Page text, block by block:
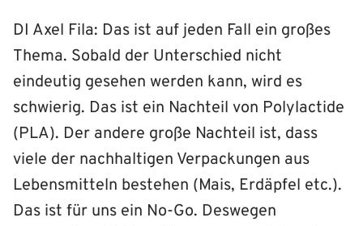
DI Axel Fila: Das ist auf jeden Fall ein großes
Thema. Sobald der Unterschied nicht
eindeutig gesehen werden kann, wird es
schwierig. Das ist ein Nachteil von Polylactide
(PLA). Der andere große Nachteil ist, dass
viele der nachhaltigen Verpackungen aus
Lebensmitteln bestehen (Mais, Erdäpfel etc.).
Das ist für uns ein No-Go. Deswegen